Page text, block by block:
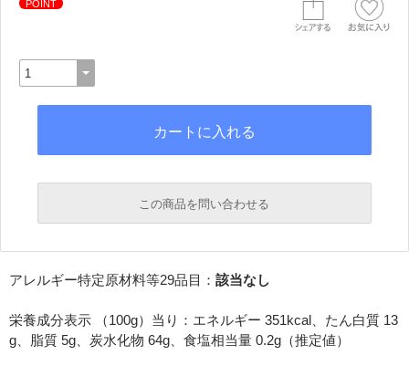
POINT
この商品を問い合わせる
アレルギー特定原材料等29品目： 該当なし
栄養成分表示 （100g）当り：エネルギー 351kcal、たん白質 13
g、脂質 5g、炭水化物 64g、食塩相当量 0.2g（推定値）